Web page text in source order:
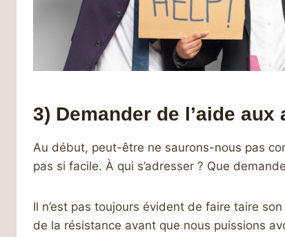
3) Demander de l’aide
Au début, peut-être ne saurons-nous pas
pas si facile. À qui s’adresser ? Que
Il n’est pas toujours évident de faire taire
de la résistance avant que nous puissions